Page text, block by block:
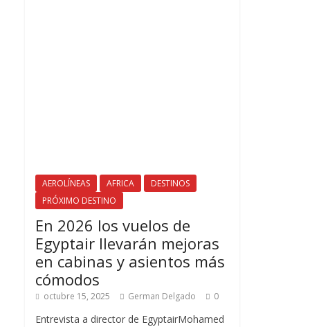
AEROLÍNEAS AFRICA
DESTINOS
PRÓXIMO DESTINO
En 2026 los vuelos de
Egyptair llevarán mejoras
en cabinas y asientos más
cómodos
octubre 15, 2025 German Delgado 0
Entrevista a director de EgyptairMohamed